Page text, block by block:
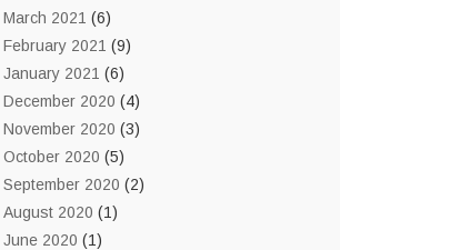
March 2021 (6)
February 2021 (9)
January 2021 (6)
December 2020 (4)
November 2020 (3)
October 2020 (5)
September 2020 (2)
August 2020 (1)
June 2020 (1)